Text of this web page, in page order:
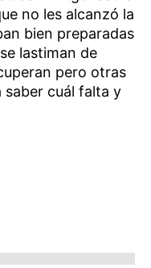
no les alcanzó la
bien preparadas
lastiman de
pero otras
saber cuál falta y